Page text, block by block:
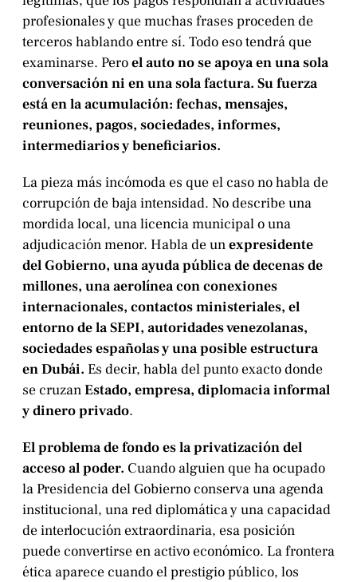
profesionales y que muchas frases proceden de
terceros hablando entre sí. Todo eso tendrá que
examinarse. Peroel auto no se apoya en una sola
conversación ni en una sola factura. Su fuerza
está en la acumulación: fechas, mensajes,
reuniones, pagos, sociedades, informes,
intermediarios y beneficiarios.
La pieza más incómoda es que el caso no habla de
corrupción de baja intensidad. No describe una
mordida local, una licencia municipal o una
adjudicación menor. Habla de unexpresidente
del Gobierno, una ayuda pública de decenas de
millones, una aerolínea con conexiones
internacionales, contactos ministeriales, el
entorno de la SEPI, autoridades venezolanas,
sociedades españolas y una posible estructura
en Dubái. Es decir, habla del punto exacto donde
se cruzanEstado, empresa, diplomacia informal
y dinero privado.
El problema de fondo es la privatización del
acceso al poder. Cuando alguien que ha ocupado
la Presidencia del Gobierno conserva una agenda
institucional, una red diplomática y una capacidad
de interlocución extraordinaria, esa posición
puede convertirse en activo económico. La frontera
ética aparece cuando el prestigio público, los